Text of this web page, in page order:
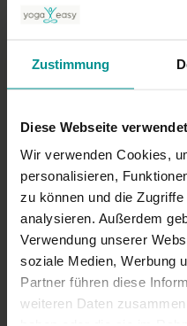
Zustimmung
Diese Webseite
Wir verwenden Cookies,
personalisieren,
zu können und die
analysieren. Außerdem
Verwendung unserer
soziale Medien, Werbung
Partner führen diese
weiteren Daten
Anna Rech
20.06.22: Durch
Fortgeschrittene | Anusara Yoga